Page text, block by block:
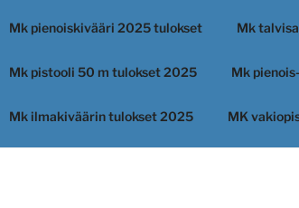
Mk pienoiskivääri 2025 tulokset Mk
Mk pistooli 50 m tulokset 2025 Mk
Mk ilmakiväärin tulokset 2025 MK